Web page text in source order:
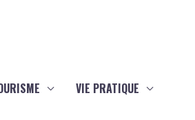
VIE PRATIQUE